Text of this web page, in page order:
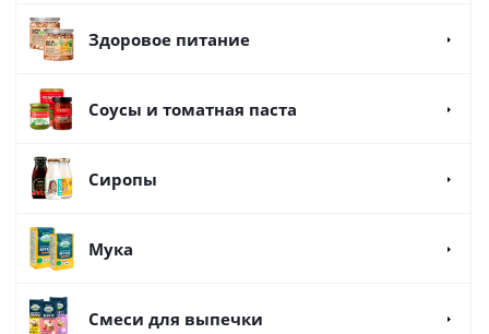
Здоровое питание
Соусы и томатная паста
Сиропы
Мука
Смеси для выпечки